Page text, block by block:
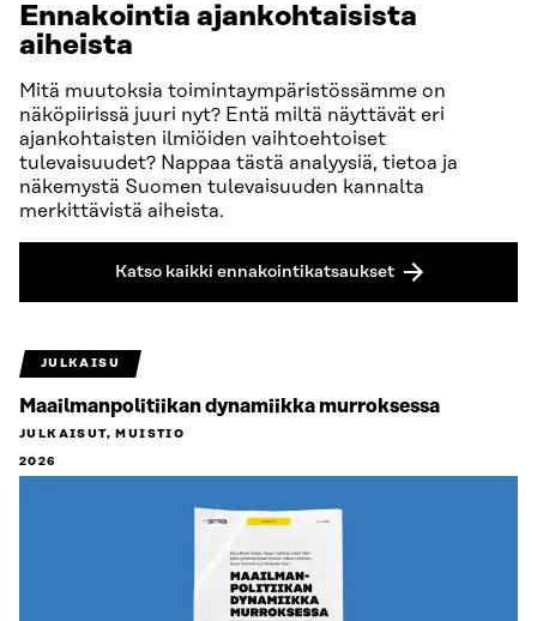
Ennakointia ajankohtaisista
aiheista
Mitä muutoksia toimintaympäristössämme on
näköpiirissä juuri nyt? Entä miltä näyttävät eri
ajankohtaisten ilmiöiden vaihtoehtoiset
tulevaisuudet? Nappaa tästä analyysiä, tietoa ja
näkemystä Suomen tulevaisuuden kannalta
merkittävistä aiheista.
Katso kaikki ennakointikatsaukset
JULKAISU
Maailmanpolitiikan dynamiikka murroksessa
JULKAISUT, MUISTIO
2026